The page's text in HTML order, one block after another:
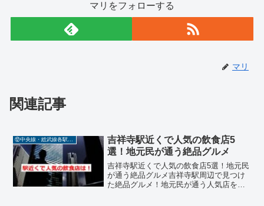
マリをフォローする
マリ
関連記事
吉祥寺駅近くで人気の飲食店5
選！地元民が通う絶品グルメ
吉祥寺駅近くで人気の飲食店5選！地元民
が通う絶品グルメ吉祥寺駅周辺で見つけ
た絶品グルメ！地元民が通う人気店を紹